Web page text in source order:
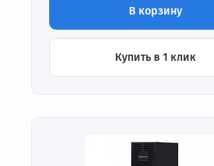
В корзину
Купить в 1 клик